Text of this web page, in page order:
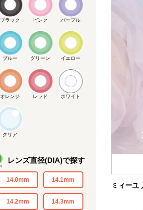
ブラック ピンク パープル
ブルー グリーン イエロー
オレンジ レッド ホワイト
クリア
レンズ直径(DIA)で探す
14.0mm 14.1mm
14.2mm 14.3mm
ミィーユ